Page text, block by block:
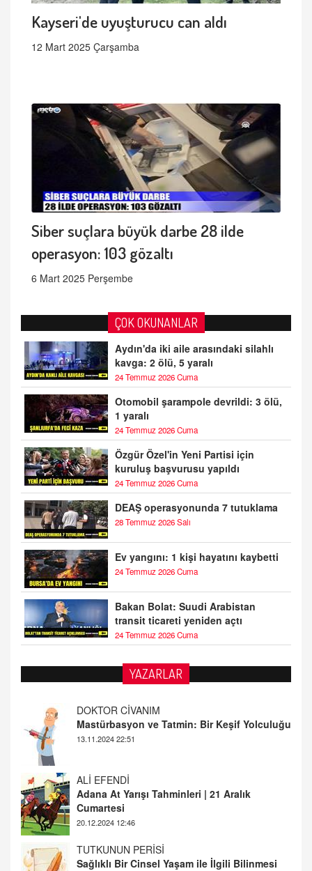
Kayseri'de uyuşturucu can aldı
12 Mart 2025 Çarşamba
Siber suçlara büyük darbe 28 ilde
operasyon: 103 gözaltı
6 Mart 2025 Perşembe
ÇOK OKUNANLAR
Aydın'da iki aile arasındaki silahlı
kavga: 2 ölü, 5 yaralı
24 Temmuz 2026 Cuma
Otomobil şarampole devrildi: 3 ölü,
1 yaralı
24 Temmuz 2026 Cuma
Özgür Özel'in Yeni Partisi için
kuruluş başvurusu yapıldı
24 Temmuz 2026 Cuma
DEAŞ operasyonunda 7 tutuklama
28 Temmuz 2026 Salı
Ev yangını: 1 kişi hayatını kaybetti
24 Temmuz 2026 Cuma
Bakan Bolat: Suudi Arabistan
transit ticareti yeniden açtı
24 Temmuz 2026 Cuma
YAZARLAR
ALİ EFENDİ
Adana At Yarışı Tahminleri | 21 Aralık
Cumartesi
TUTKUNUN PERİSİ
Sağlıklı Bir Cinsel Yaşam ile İlgili Bilinmesi
Gerekenler
08.11.2024 13:16
FARUK ÖNALAN
Tezkere Onaylanmasaydı…